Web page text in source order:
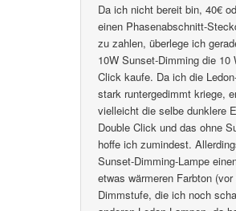
Da ich nicht bereit bin, 40€
einen Phasenabschnitt-
zu zahlen, überlege ich
10W Sunset-Dimming die 10
Click kaufe. Da ich die
stark runtergedimmt kriege,
vielleicht die selbe dunklere
Double Click und das ohne
hoffe ich zumindest.
Sunset-Dimming-Lampe
etwas wärmeren Farbton
Dimmstufe, die ich noch